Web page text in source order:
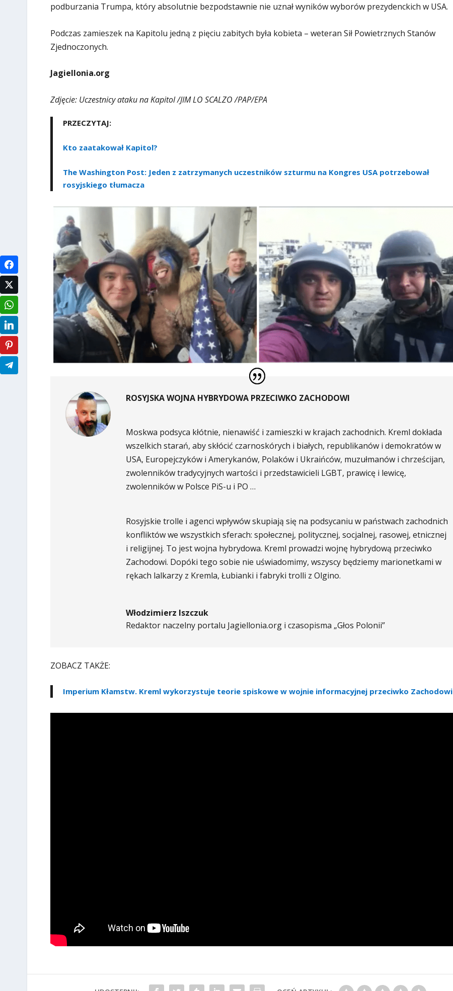
podburzania Trumpa, który absolutnie bezpodstawnie nie uznał wyników wyborów prezydenckich w USA.
Podczas zamieszek na Kapitolu jedną z pięciu zabitych była kobieta – weteran Sił Powietrznych Stanów
Zjednoczonych.
Jagiellonia.org
Zdjęcie: Uczestnicy ataku na Kapitol /JIM LO SCALZO /PAP/EPA
PRZECZYTAJ:
Kto zaatakował Kapitol?
The Washington Post: Jeden z zatrzymanych uczestników szturmu na Kongres USA potrzebował
rosyjskiego tłumacza
ROSYJSKA WOJNA HYBRYDOWA PRZECIWKO ZACHODOWI
Moskwa podsyca kłótnie, nienawiść i zamieszki w krajach zachodnich. Kreml dokłada
wszelkich starań, aby skłócić czarnoskórych i białych, republikanów i demokratów w
USA, Europejczyków i Amerykanów, Polaków i Ukraińców, muzułmanów i chrześcijan,
zwolenników tradycyjnych wartości i przedstawicieli LGBT, prawicę i lewicę,
zwolenników w Polsce PiS-u i PO …
Rosyjskie trolle i agenci wpływów skupiają się na podsycaniu w państwach zachodnich
konfliktów we wszystkich sferach: społecznej, politycznej, socjalnej, rasowej, etnicznej
i religijnej. To jest wojna hybrydowa. Kreml prowadzi wojnę hybrydową przeciwko
Zachodowi. Dopóki tego sobie nie uświadomimy, wszyscy będziemy marionetkami w
rękach lalkarzy z Kremla, Łubianki i fabryki trolli z Olgino.
Włodzimierz Iszczuk
Redaktor naczelny portalu Jagiellonia.org i czasopisma „Głos Polonii”
ZOBACZ TAKŻE:
Imperium Kłamstw. Kreml wykorzystuje teorie spiskowe w wojnie informacyjnej przeciwko Zachodowi